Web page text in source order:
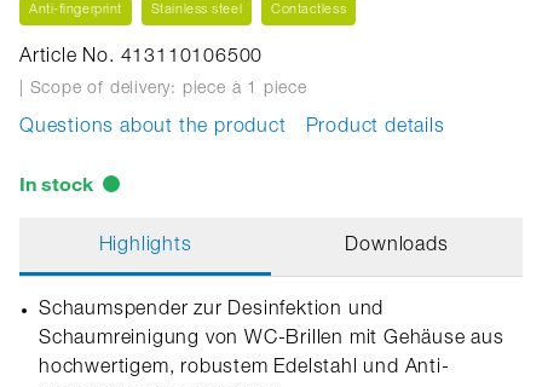
Anti-fingerprint Stainless steel Contactless
Article No. 413110106500
| Scope of delivery: piece à 1 piece
Questions about the product Product details
In stock
Highlights Downloads
Schaumspender zur Desinfektion und
Schaumreinigung von WC-Brillen mit Gehäuse aus
hochwertigem, robustem Edelstahl und Anti-